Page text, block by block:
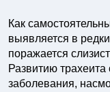
Как
выявляется в
поражается
Развитию
заболевания,